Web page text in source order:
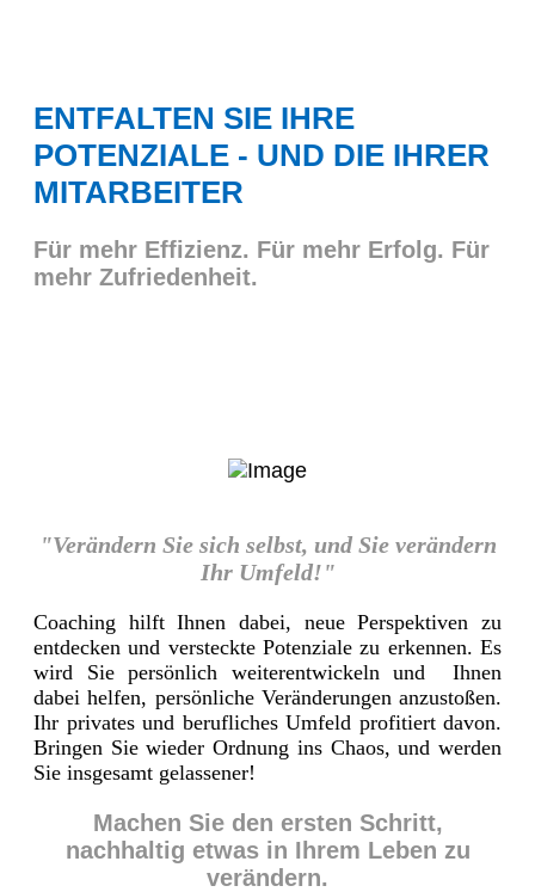
ENTFALTEN SIE IHRE
POTENZIALE - UND DIE IHRER
MITARBEITER
Für mehr Effizienz. Für mehr Erfolg. Für
mehr Zufriedenheit.
"Verändern Sie sich selbst, und Sie verändern
Ihr Umfeld!"
Coaching hilft Ihnen dabei, neue Perspektiven zu
entdecken und versteckte Potenziale zu erkennen. Es
wird Sie persönlich weiterentwickeln und Ihnen
dabei helfen, persönliche Veränderungen anzustoßen.
Ihr privates und berufliches Umfeld profitiert davon.
Bringen Sie wieder Ordnung ins Chaos, und werden
Sie insgesamt gelassener!
Machen Sie den ersten Schritt,
nachhaltig etwas in Ihrem Leben zu
verändern.